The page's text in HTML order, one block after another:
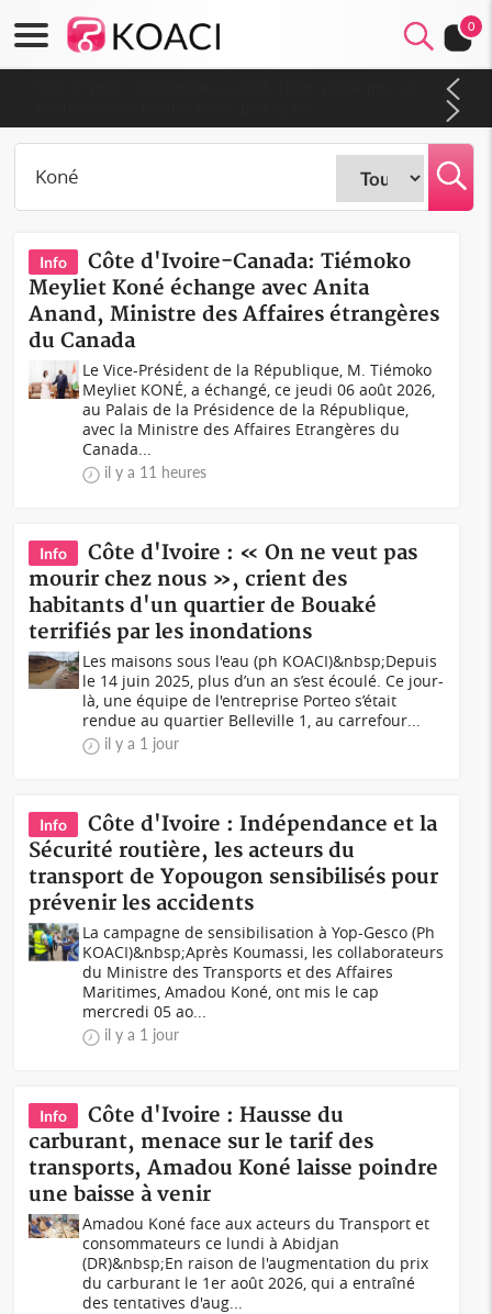
0
Info
Côte d'Ivoire-Canada: Tiémoko
Meyliet Koné échange avec Anita
Anand, Ministre des Affaires étrangères
du Canada
Le Vice-Président de la République, M. Tiémoko
Meyliet KONÉ, a échangé, ce jeudi 06 août 2026,
au Palais de la Présidence de la République,
avec la Ministre des Affaires Etrangères du
Canada...
il y a 11 heures
Info
Côte d'Ivoire : « On ne veut pas
mourir chez nous », crient des
habitants d'un quartier de Bouaké
terrifiés par les inondations
Les maisons sous l'eau (ph KOACI)&nbsp;Depuis
le 14 juin 2025, plus d’un an s’est écoulé. Ce jour-
là, une équipe de l'entreprise Porteo s’était
rendue au quartier Belleville 1, au carrefour...
il y a 1 jour
Info
Côte d'Ivoire : Indépendance et la
Sécurité routière, les acteurs du
transport de Yopougon sensibilisés pour
prévenir les accidents
La campagne de sensibilisation à Yop-Gesco (Ph
KOACI)&nbsp;Après Koumassi, les collaborateurs
du Ministre des Transports et des Affaires
Maritimes, Amadou Koné, ont mis le cap
mercredi 05 ao...
il y a 1 jour
Info
Côte d'Ivoire : Hausse du
carburant, menace sur le tarif des
transports, Amadou Koné laisse poindre
une baisse à venir
Amadou Koné face aux acteurs du Transport et
consommateurs ce lundi à Abidjan
(DR)&nbsp;En raison de l'augmentation du prix
du carburant le 1er août 2026, qui a entraîné
des tentatives d'aug...